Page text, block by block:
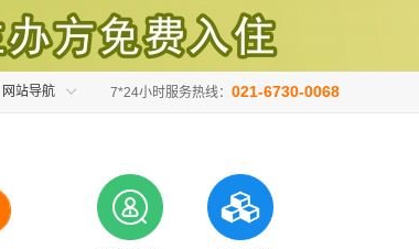
网站导航 7*24小时服务热线： 021-6730-0068